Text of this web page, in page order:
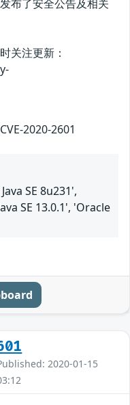
布了安全公告及相关
关注更新：
2020-2601
SE 8u231',
SE 13.0.1', 'Oracle
2020-01-15